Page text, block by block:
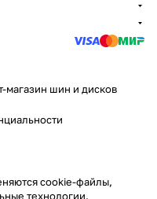
шин и дисков
cookie-файлы,
технологии.